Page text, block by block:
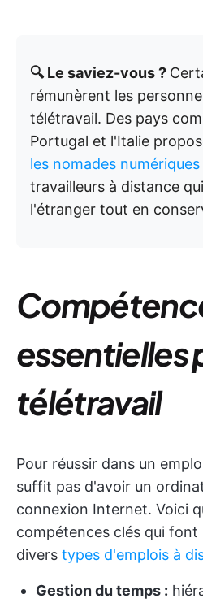
🔍 Le saviez-vous ?
rémunèrent les
télétravail. Des pays
Portugal et l'Italie
les nomades numériques
travailleurs à distance
l'étranger tout en
essentielles
télétravail
Pour réussir dans un
suffit pas d'avoir un
connexion Internet. Voici
compétences clés qui
divers types d'emplois à
Gestion du temps :